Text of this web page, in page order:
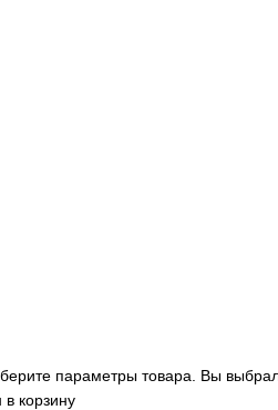
параметры товара.
Вы
корзину